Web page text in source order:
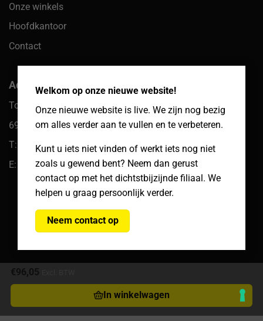
Welkom op onze nieuwe website!
Onze nieuwe website is live. We zijn nog bezig
om alles verder aan te vullen en te verbeteren.
Kunt u iets niet vinden of werkt iets nog niet
zoals u gewend bent? Neem dan gerust
contact op met het dichtstbijzijnde filiaal. We
helpen u graag persoonlijk verder.
Neem contact op
Onze winkels
Hoofdkantoor
Contact
Adres hoofdkantoor
Toekomst 10
6921 PW Duiven
T: 085 066 61 39
E: klantenservice@packcenter.nl
€96,05
In winkelwagen